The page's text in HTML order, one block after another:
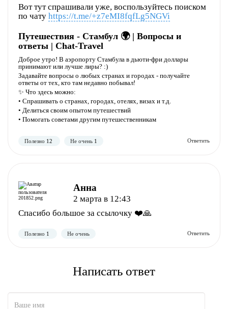
Полезно Не полезно
Полезно Не полезно
Не полезно
Вот тут спрашивали уже, воспользуйтесь поиском
по чату https://t.me/+z7eMI8fqfLg5NGVi
Путешествия - Стамбул 🌍 | Вопросы и
ответы | Chat-Travel
Доброе утро! В аэропорту Стамбула в дьюти-фри доллары
принимают или лучше лиры? :)
Задавайте вопросы о любых странах и городах - получайте
ответы от тех, кто там недавно побывал!
✨ Что здесь можно:
• Спрашивать о странах, городах, отелях, визах и т.д.
• Делиться своим опытом путешествий
• Помогать советами другим путешественникам
Анна
2 марта в 12:43
Спасибо большое за ссылочку ❤️🙏
Написать ответ